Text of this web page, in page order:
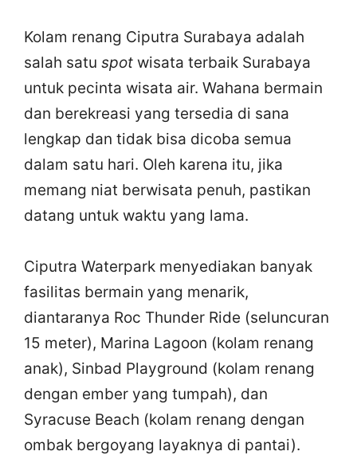
Kolam renang Ciputra Surabaya adalah
salah satu spot wisata terbaik Surabaya
untuk pecinta wisata air. Wahana bermain
dan berekreasi yang tersedia di sana
lengkap dan tidak bisa dicoba semua
dalam satu hari. Oleh karena itu, jika
memang niat berwisata penuh, pastikan
datang untuk waktu yang lama.
Ciputra Waterpark menyediakan banyak
fasilitas bermain yang menarik,
diantaranya Roc Thunder Ride (seluncuran
15 meter), Marina Lagoon (kolam renang
anak), Sinbad Playground (kolam renang
dengan ember yang tumpah), dan
Syracuse Beach (kolam renang dengan
ombak bergoyang layaknya di pantai).